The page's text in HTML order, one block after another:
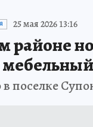
25 мая 2026 13:16
районе
поселке